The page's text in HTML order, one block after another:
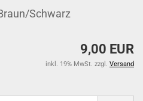
Schwarz
9,00 EUR
inkl. 19% MwSt. zzgl. Versand